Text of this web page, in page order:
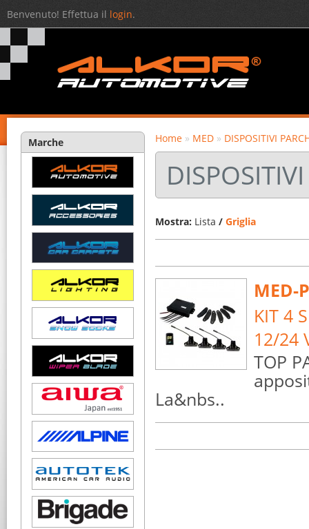
Benvenuto! Effettua il login.
Marche Home » MED » DISPOSITIVI
Mostra: Lista / Griglia
MED-
KIT 4
12/24
TOP
La&nbs..